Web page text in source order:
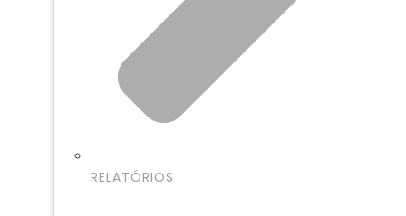
RELATÓRIOS